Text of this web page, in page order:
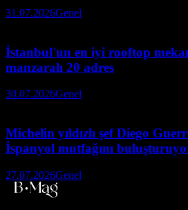
31.07.2026Genel
İstanbul'un en iyi rooftop
manzaralı 20 adres
30.07.2026Genel
Michelin yıldızlı şef Diego
İspanyol mutfağını
27.07.2026Genel